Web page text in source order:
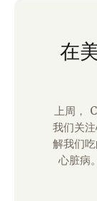
在
上周，
我们关
解我们
心脏病